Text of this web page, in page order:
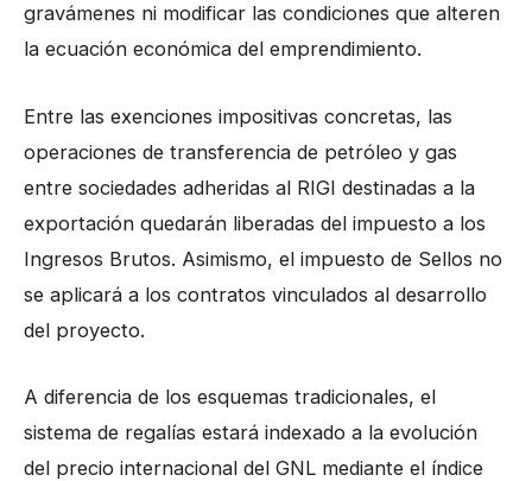
gravámenes ni modificar las condiciones que alteren
la ecuación económica del emprendimiento.
Entre las exenciones impositivas concretas, las
operaciones de transferencia de petróleo y gas
entre sociedades adheridas al RIGI destinadas a la
exportación quedarán liberadas del impuesto a los
Ingresos Brutos. Asimismo, el impuesto de Sellos no
se aplicará a los contratos vinculados al desarrollo
del proyecto.
A diferencia de los esquemas tradicionales, el
sistema de regalías estará indexado a la evolución
del precio internacional del GNL mediante el índice